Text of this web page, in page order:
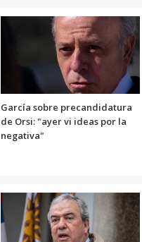
García sobre precandidatura
de Orsi: "ayer vi ideas por la
negativa"